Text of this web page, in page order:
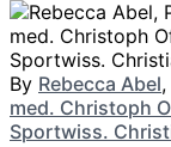
By Rebecca Abel,
med. Christoph
Sportwiss.